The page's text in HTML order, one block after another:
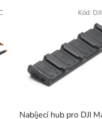
Nabíjecí hub pro DJI
Kód: